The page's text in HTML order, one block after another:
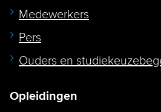
Medewerkers
Pers
Ouders en
Opleidingen